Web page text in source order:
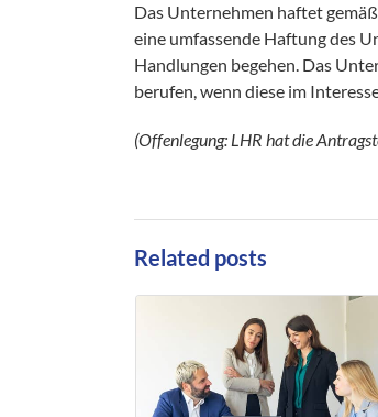
Das Unternehmen haftet gemäß
eine umfassende Haftung des
Handlungen begehen. Das
berufen, wenn diese im
(Offenlegung: LHR hat die
Related posts